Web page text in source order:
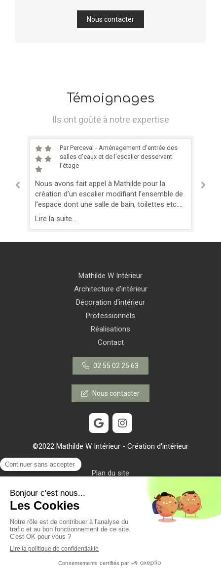
Nous contacter
Témoignages
Ils ont goûté à notre expertise
Par Perceval - Aménagement d'entrée des
salles d'eaux et de l'escalier desservant
l'étage
Nous avons fait appel à Mathilde pour la
création d’un escalier modifiant l’ensemble de
l’espace dont une salle de bain, toilettes etc.
Elle a su nous trouver une belle solution
Lire la suite...
Mathilde W Intérieur
Architecture d'intérieur
Décoration d'intérieur
Professionnels
Réalisations
Contact
02 55 02 25 63
Nous contacter
©2022 Mathilde W Intérieur - Création d'intérieur
Plan du site
Création et référencement du site par Simplébo
Site référencé sur